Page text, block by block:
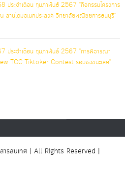
ระจำเดือน กุมภาพันธ์ 2567 "กิจกรรมโครงการ
ลานโดมอเนกประสงค์ วิทยาลัยพณิชยการธนบุรี"
ประจำเดือน กุมภาพันธ์ 2567 "การพิจารณา
TCC Tiktoker Contest รอบชิงชนะเลิศ"
รสนเทศ | All Rights Reserved |